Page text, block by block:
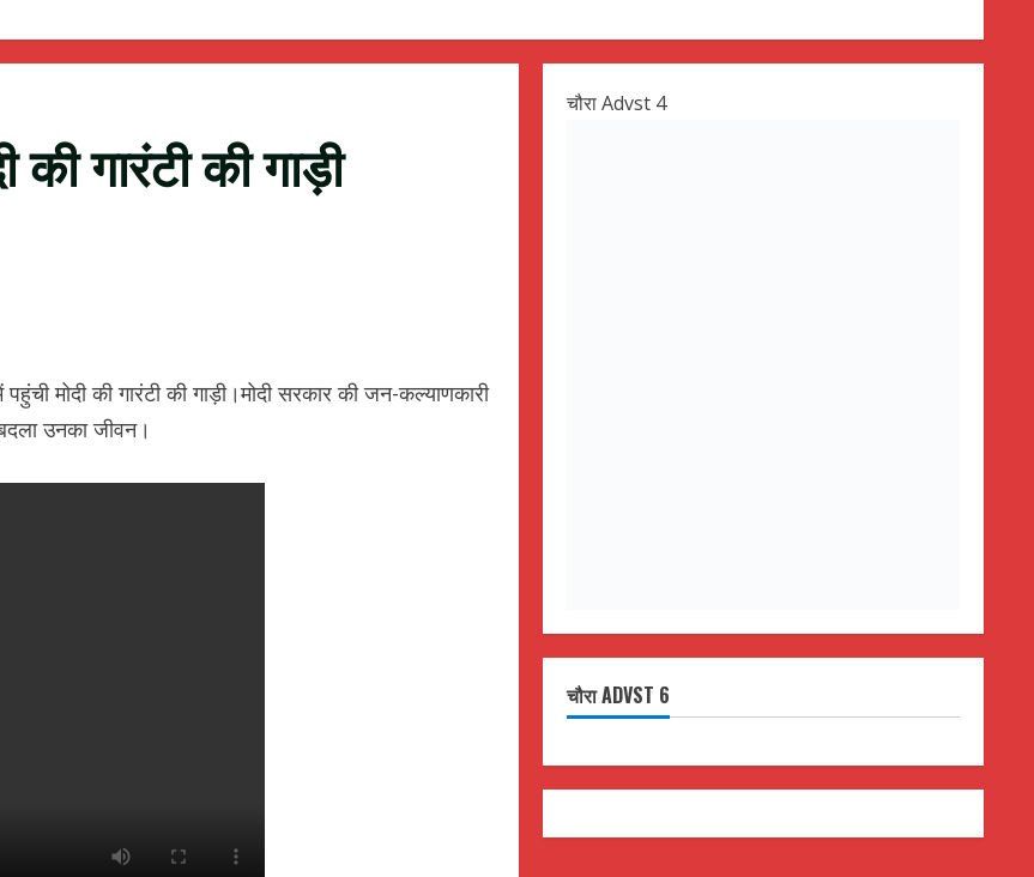
गारंटी की गाड़ी
मोदी की गारंटी की गाड़ी।मोदी सरकार की जन-कल्याणकारी
उनका जीवन।
चौरा Advst 4
चौरा ADVST 6